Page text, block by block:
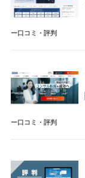
ー口コミ・評判
ー口コミ・評判